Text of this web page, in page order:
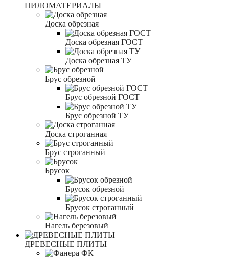
ПИЛОМАТЕРИАЛЫ
Доска обрезная
Доска обрезная ГОСТ
Доска обрезная ТУ
Брус обрезной
Брус обрезной ГОСТ
Брус обрезной ТУ
Доска строганная
Брус строганный
Брусок
Брусок обрезной
Брусок строганный
Нагель березовый
ДРЕВЕСНЫЕ ПЛИТЫ